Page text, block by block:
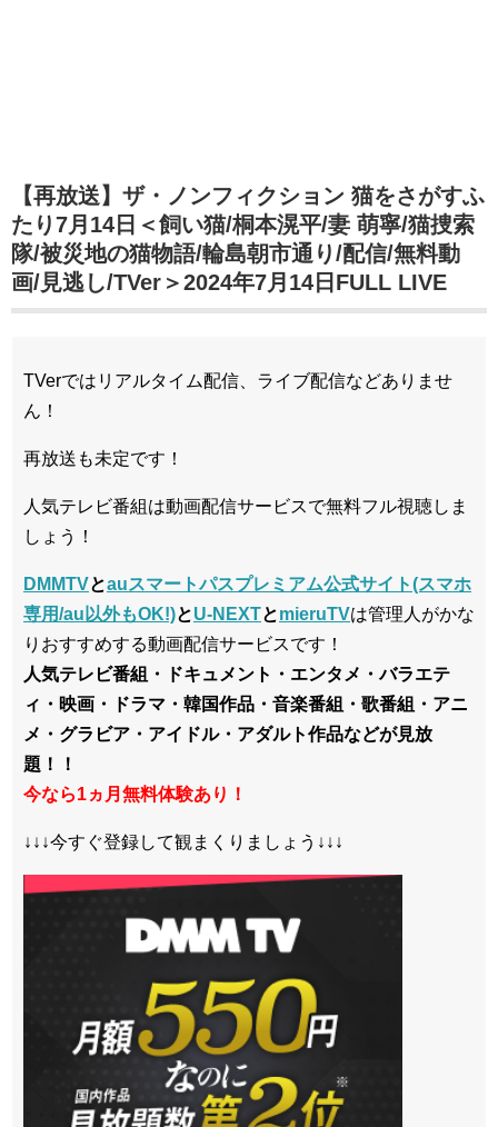
【再放送】ザ・ノンフィクション 猫をさがすふ
たり7月14日＜飼い猫/桐本滉平/妻 萌寧/猫捜索
隊/被災地の猫物語/輪島朝市通り/配信/無料動
画/見逃し/TVer＞2024年7月14日FULL LIVE
TVerではリアルタイム配信、ライブ配信などありませ
ん！
再放送も未定です！
人気テレビ番組は動画配信サービスで無料フル視聴しま
しょう！
DMMTVとauスマートパスプレミアム公式サイト(スマホ
専用/au以外もOK!)とU-NEXTとmieruTVは管理人がかな
りおすすめする動画配信サービスです！
人気テレビ番組・ドキュメント・エンタメ・バラエテ
ィ・映画・ドラマ・韓国作品・音楽番組・歌番組・アニ
メ・グラビア・アイドル・アダルト作品などが見放
題！！
今なら1ヵ月無料体験あり！
↓↓↓今すぐ登録して観まくりましょう↓↓↓